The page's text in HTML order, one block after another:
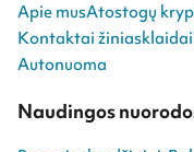
Apie musAtostogų
Kontaktai žiniasklaidai
Autonuoma
Naudingos